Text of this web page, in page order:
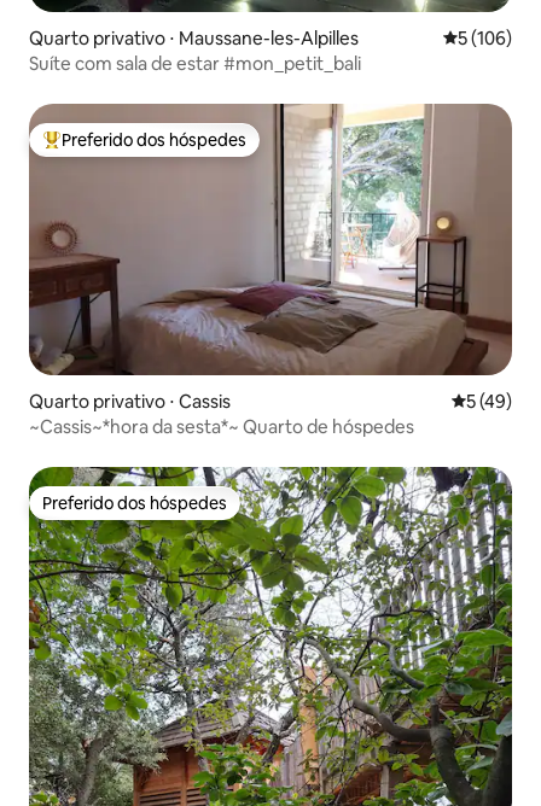
Quarto privativo ⋅ Maussane-les-Alpilles 5 de uma
5 (106)
Suíte com sala de estar #mon_petit_bali
Entre os melhores preferidos dos hóspedes
Preferido dos hóspedes
Quarto privativo ⋅ Cassis 5 de uma
5 (49)
~Cassis~*hora da sesta*~ Quarto de hóspedes
Preferido dos hóspedes
Preferido dos hóspedes